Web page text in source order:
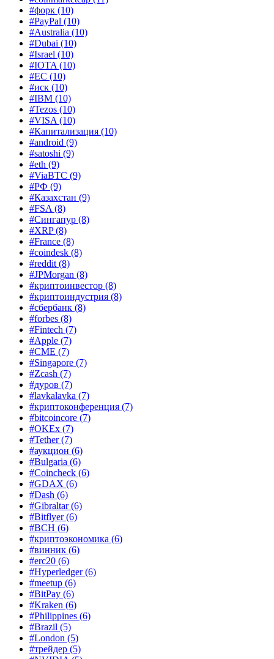
#форк (10)
#PayPal (10)
#Australia (10)
#Dubai (10)
#Israel (10)
#IOTA (10)
#ЕС (10)
#иск (10)
#IBM (10)
#Tezos (10)
#VISA (10)
#Капитализация (10)
#android (9)
#satoshi (9)
#eth (9)
#ViaBTC (9)
#РФ (9)
#Казахстан (9)
#FSA (8)
#Сингапур (8)
#XRP(8)
#France (8)
#coindesk (8)
#reddit (8)
#JPMorgan (8)
#криптоинвестор (8)
#криптоиндустрия (8)
#сбербанк (8)
#forbes (8)
#Fintech (7)
#Apple (7)
#CME (7)
#Singapore (7)
#Zcash (7)
#дуров (7)
#lavkalavka (7)
#криптоконференция (7)
#bitcoincore (7)
#OKEx (7)
#Tether(7)
#аукцион (6)
#Bulgaria (6)
#Coincheck (6)
#GDAX (6)
#Dash (6)
#Gibraltar(6)
#Bitflyer(6)
#BCH (6)
#криптоэкономика (6)
#винник (6)
#erc20 (6)
#Hyperledger(6)
#meetup (6)
#BitPay (6)
#Kraken (6)
#Philippines (6)
#Brazil (5)
#London (5)
#трейдер (5)